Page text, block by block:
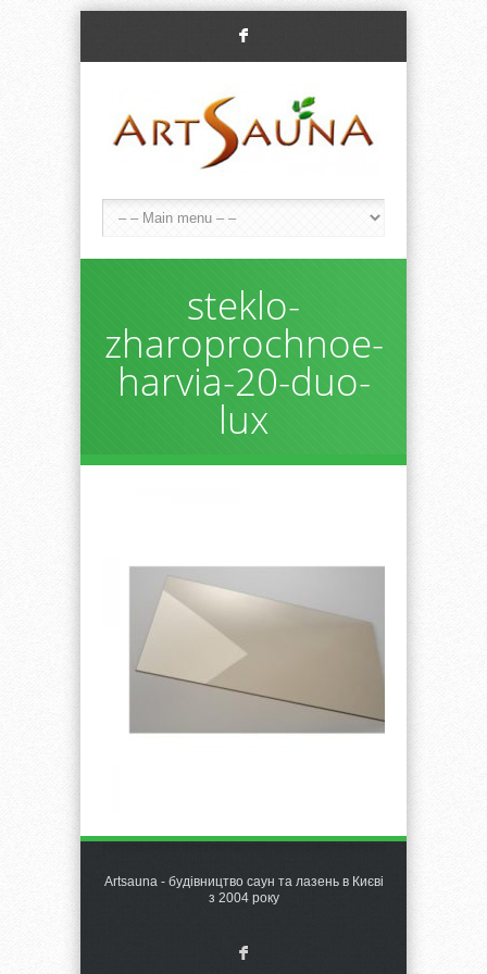
F
steklo-
zharoprochnoe-
harvia-20-duo-
lux
Artsauna - будівництво саун та лазень в Києві
з 2004 року
F